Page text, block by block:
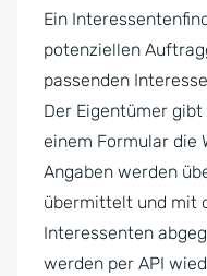
Ein
potenziellen
passenden
Der Eigentümer
einem Formular die
Angaben werden
übermittelt und mit
Interessenten
werden per API